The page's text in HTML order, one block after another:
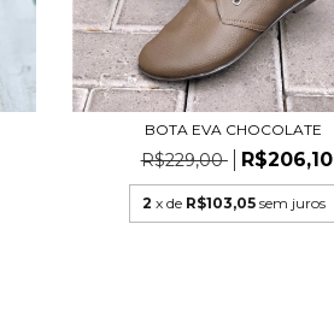
BOTA EVA CHOCOLATE
R$229,00 R$206,10
2 x de R$103,05 sem juros